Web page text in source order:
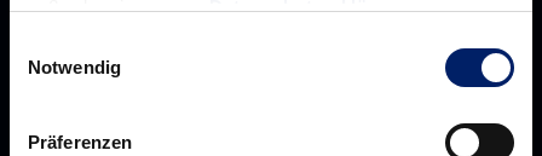
außerdem in unsererDatenschutzerklärung.
Notwendig
Präferenzen